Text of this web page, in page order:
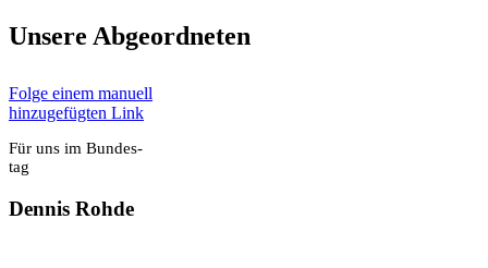
Unse­re Abge­ord­ne­ten
Fol­ge einem manu­ell
hin­zu­ge­füg­ten Link
Für uns im Bun­des­
tag
Den­nis Roh­de